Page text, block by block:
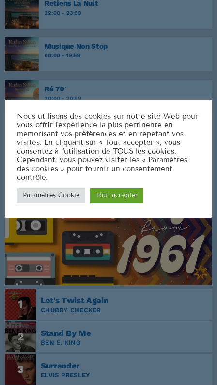
Retiens La Nuit
22:00 - 23:59
Musique Non Stop
00:00 - 19:59
Ré 70′
20:00 - 20:59
CLASSEMENT
1 Let's Twist Again
CHUBBY CHECKER
2 Stand By Me
BEN E. KING
3 Surrender
ELVIS PRESLEY
Nous utilisons des cookies sur notre site Web pour
vous offrir l'expérience la plus pertinente en
mémorisant vos préférences et en répétant vos
visites. En cliquant sur « Tout accepter », vous
consentez à l'utilisation de TOUS les cookies.
Cependant, vous pouvez visiter les « Paramètres
des cookies » pour fournir un consentement
contrôlé.
Paramètres Cookie Tout accepter